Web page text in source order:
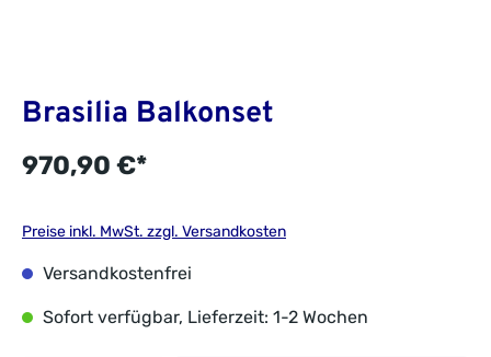
Brasilia Balkonset
970,90 €*
Preise inkl. MwSt. zzgl. Versandkosten
Versandkostenfrei
Sofort verfügbar, Lieferzeit: 1-2 Wochen